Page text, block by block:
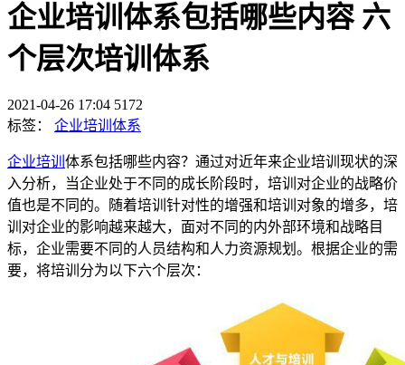
企业培训体系包括哪些内容 六
个层次培训体系
2021-04-26 17:04 5172
标签：
企业培训体系
企业培训 体系包括哪些内容？通过对近年来企业培训现状的深
入分析，当企业处于不同的成长阶段时，培训对企业的战略价
值也是不同的。随着培训针对性的增强和培训对象的增多，培
训对企业的影响越来越大，面对不同的内外部环境和战略目
标，企业需要不同的人员结构和人力资源规划。根据企业的需
要，将培训分为以下六个层次：